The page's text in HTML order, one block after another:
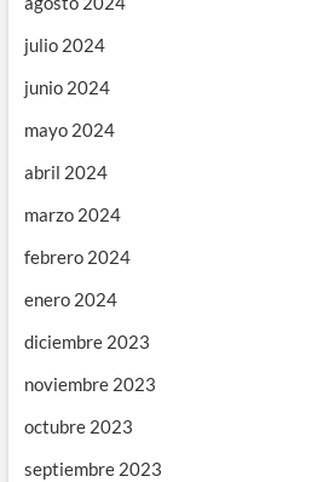
julio 2024
junio 2024
mayo 2024
abril 2024
marzo 2024
febrero 2024
enero 2024
diciembre 2023
noviembre 2023
octubre 2023
septiembre 2023